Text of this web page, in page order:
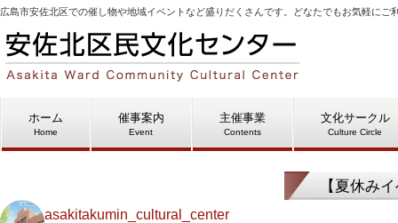
広島市安佐北区での催し物や地域イベントなど盛りだくさんです。どなたでもお気軽にご
ホーム
Home
催事案内
Event
主催事業
Contents
文化サークル
Culture Circle
【夏休み
asakitakumin_cultural_center